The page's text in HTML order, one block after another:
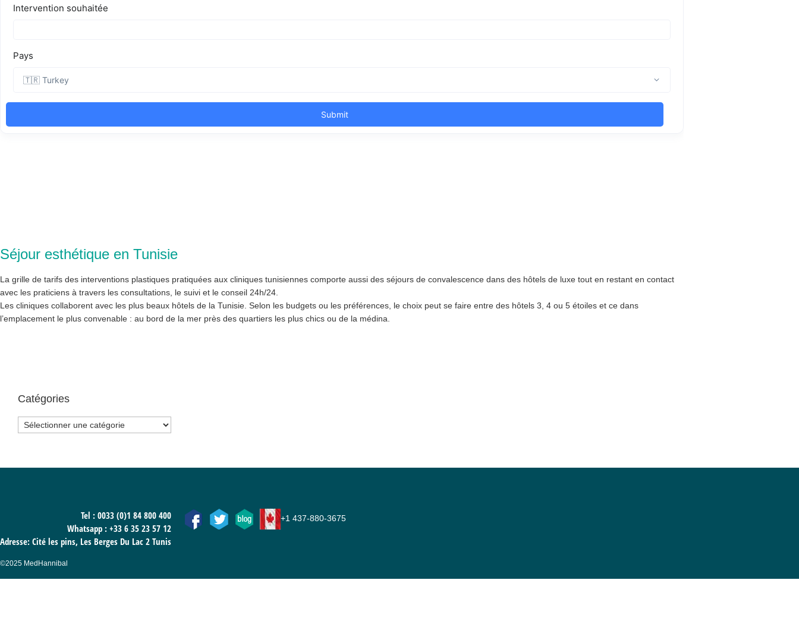
Séjour esthétique en Tunisie
La grille de tarifs des interventions plastiques pratiquées aux cliniques tunisiennes comporte aussi des séjours de convalescence dans des hôtels de luxe tout en restant en contact
avec les praticiens à travers les consultations, le suivi et le conseil 24h/24.
Les cliniques collaborent avec les plus beaux hôtels de la Tunisie. Selon les budgets ou les préférences, le choix peut se faire entre des hôtels 3, 4 ou 5 étoiles et ce dans
l’emplacement le plus convenable : au bord de la mer près des quartiers les plus chics ou de la médina.
Catégories
Catégories
Tel : 0033 (0)1 84 800 400
Whatsapp : +33 6 35 23 57 12
Adresse: Cité les pins, Les Berges Du Lac 2 Tunis
+1 437-880-3675
©2025 MedHannibal